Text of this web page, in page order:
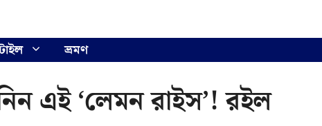
ভ্রমণ
এই ‘লেমন রাইস’! রইল